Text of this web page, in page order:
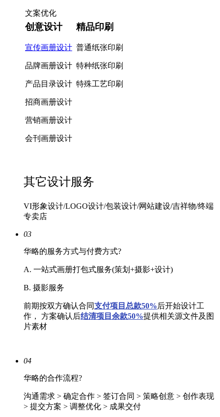
文案优化
创意设计
宣传画册设计
品牌画册设计
产品目录设计
招商画册设计
营销画册设计
会刊画册设计
精品印刷
普通纸张印刷
特种纸张印刷
特殊工艺印刷
其它设计服务
VI形象设计/LOGO设计/包装设计/网站建设/吉祥物/终端
专卖店
03
华略的服务方式与付费方式?
A. 一站式画册打包式服务(策划+摄影+设计)
B. 摄影服务
前期按双方确认合同支付项目总款50%后开始设计工
作， 方案确认后结清项目余款50%提供相关源文件及图
片素材
04
华略的合作流程?
沟通需求 > 确定合作 > 签订合同 > 策略创意 > 创作表现
> 提交方案 > 调整优化 > 成果交付